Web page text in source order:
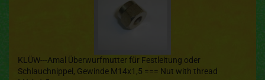
KLÜW---Amal Überwurfmutter für Festleitung oder
Schlauchnippel, Gewinde M14x1,5 === Nut with thread